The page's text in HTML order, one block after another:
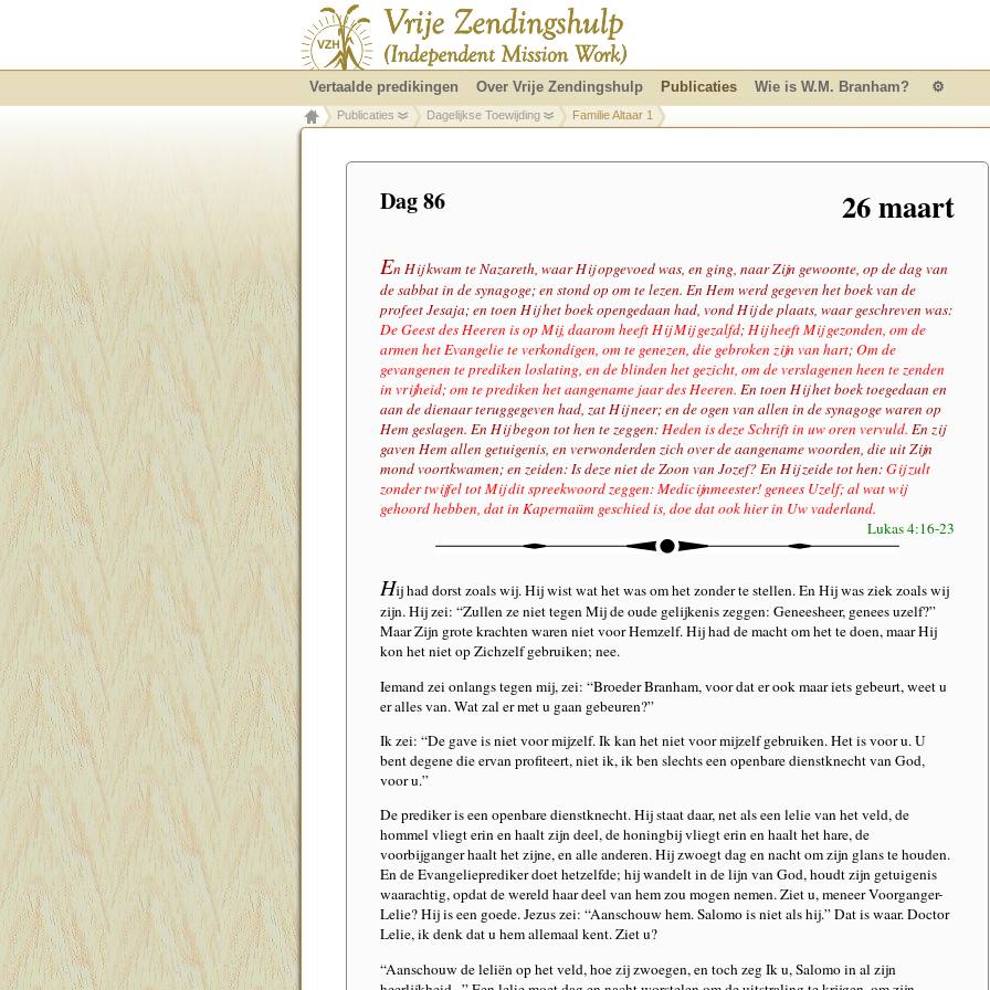
26 maart
Dag 86
En Hij kwam te Nazareth, waar Hij opgevoed was, en ging, naar Zijn gewoonte, op de dag van
de sabbat in de synagoge; en stond op om te lezen. En Hem werd gegeven het boek van de
profeet Jesaja; en toen Hij het boek opengedaan had, vond Hij de plaats, waar geschreven was:
De Geest des Heeren is op Mij, daarom heeft Hij Mij gezalfd; Hij heeft Mij gezonden, om de
armen het Evangelie te verkondigen, om te genezen, die gebroken zijn van hart; Om de
gevangenen te prediken loslating, en de blinden het gezicht, om de verslagenen heen te zenden
in vrijheid; om te prediken het aangename jaar des Heeren. En toen Hij het boek toegedaan en
aan de dienaar teruggegeven had, zat Hij neer; en de ogen van allen in de synagoge waren op
Hem geslagen. En Hij begon tot hen te zeggen:Heden is deze Schrift in uw oren vervuld. En zij
gaven Hem allen getuigenis, en verwonderden zich over de aangename woorden, die uit Zijn
mond voortkwamen; en zeiden: Is deze niet de Zoon van Jozef? En Hij zeide tot hen:Gij zult
zonder twijfel tot Mij dit spreekwoord zeggen: Medicijnmeester! genees Uzelf; al wat wij
gehoord hebben, dat in Kapernaüm geschied is, doe dat ook hier in Uw vaderland.
Lukas 4:16-23
Hij had dorst zoals wij. Hij wist wat het was om het zonder te stellen. En Hij was ziek zoals wij
zijn. Hij zei: “Zullen ze niet tegen Mij de oude gelijkenis zeggen: Geneesheer, genees uzelf?”
Maar Zijn grote krachten waren niet voor Hemzelf. Hij had de macht om het te doen, maar Hij
kon het niet op Zichzelf gebruiken; nee.
Iemand zei onlangs tegen mij, zei: “Broeder Branham, voor dat er ook maar iets gebeurt, weet u
er alles van. Wat zal er met u gaan gebeuren?”
Ik zei: “De gave is niet voor mijzelf. Ik kan het niet voor mijzelf gebruiken. Het is voor u. U
bent degene die ervan profiteert, niet ik, ik ben slechts een openbare dienstknecht van God,
voor u.”
De prediker is een openbare dienstknecht. Hij staat daar, net als een lelie van het veld, de
hommel vliegt erin en haalt zijn deel, de honingbij vliegt erin en haalt het hare, de
voorbijganger haalt het zijne, en alle anderen. Hij zwoegt dag en nacht om zijn glans te houden.
En de Evangelieprediker doet hetzelfde; hij wandelt in de lijn van God, houdt zijn getuigenis
waarachtig, opdat de wereld haar deel van hem zou mogen nemen. Ziet u, meneer Voorganger-
Lelie? Hij is een goede. Jezus zei: “Aanschouw hem. Salomo is niet als hij.” Dat is waar. Doctor
Lelie, ik denk dat u hem allemaal kent. Ziet u?
“Aanschouw de leliën op het veld, hoe zij zwoegen, en toch zeg Ik u, Salomo in al zijn
Vertaalde predikingen Over Vrije Zendingshulp Publicaties Wie is W.M. Branham? ⚙
Publicaties Dagelijkse Toewijding Familie Altaar 1